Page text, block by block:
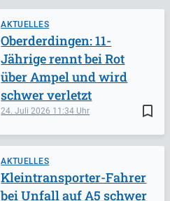
AKTUELLES
bookmark_border
24. Juli 2026 11:34
Oberderdingen: 11-
Jährige rennt bei Rot
über Ampel und wird
schwer verletzt
AKTUELLES
Kleintransporter-Fahrer
bei Unfall auf A5 schwer